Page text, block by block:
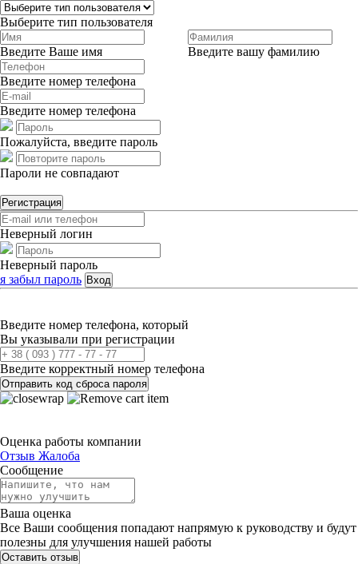
Выберите тип пользователя
Введите Ваше имя Введите вашу фамилию
Введите номер телефона
Введите номер телефона
Пожалуйста, введите пароль
Пароли не совпадают
Регистрация
Неверный логин
Неверный пароль
я забыл пароль Вход
Введите номер телефона, который
Вы указывали при регистрации
Введите корректный номер телефона
Отправить код сброса пароля
Оценка работы компании
Отзыв Жалоба
Сообщение
Ваша оценка
Все Ваши сообщения попадают напрямую к руководству и будут
полезны для улучшения нашей работы
Оставить отзыв